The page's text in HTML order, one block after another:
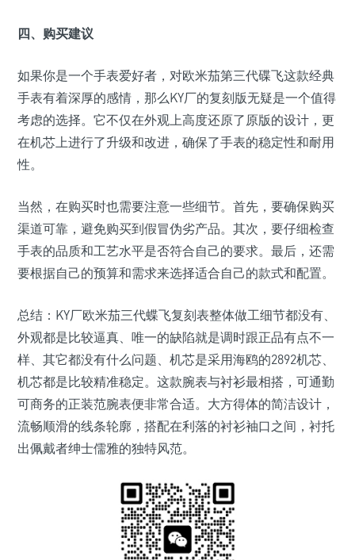
四、购买建议
如果你是一个手表爱好者，对欧米茄第三代碟飞这款经典
手表有着深厚的感情，那么KY厂的复刻版无疑是一个值得
考虑的选择。它不仅在外观上高度还原了原版的设计，更
在机芯上进行了升级和改进，确保了手表的稳定性和耐用
性。
当然，在购买时也需要注意一些细节。首先，要确保购买
渠道可靠，避免购买到假冒伪劣产品。其次，要仔细检查
手表的品质和工艺水平是否符合自己的要求。最后，还需
要根据自己的预算和需求来选择适合自己的款式和配置。
总结：KY厂欧米茄三代蝶飞复刻表整体做工细节都没有、
外观都是比较逼真、唯一的缺陷就是调时跟正品有点不一
样、其它都没有什么问题、机芯是采用海鸥的2892机芯、
机芯都是比较精准稳定。这款腕表与衬衫最相搭，可通勤
可商务的正装范腕表便非常合适。大方得体的简洁设计，
流畅顺滑的线条轮廓，搭配在利落的衬衫袖口之间，衬托
出佩戴者绅士儒雅的独特风范。